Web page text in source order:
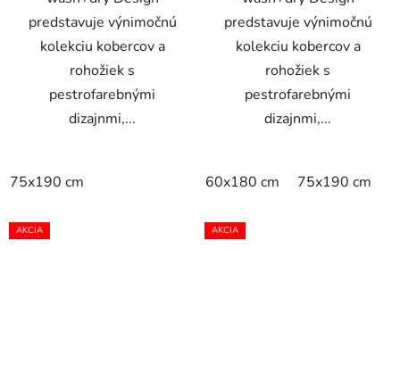
predstavuje výnimočnú
kolekciu kobercov a
rohožiek s
pestrofarebnými
dizajnmi,...
75x190 cm
predstavuje výnimočnú
kolekciu kobercov a
rohožiek s
pestrofarebnými
dizajnmi,...
60x180 cm 75x190 cm
AKCIA AKCIA